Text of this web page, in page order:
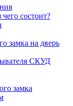
состоит?
замка на дверь
СКУД
замка